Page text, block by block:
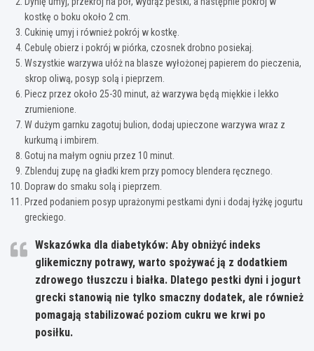
kostkę o boku około 2 cm.
Cukinię umyj i również pokrój w kostkę.
Cebulę obierz i pokrój w piórka, czosnek drobno posiekaj.
Wszystkie warzywa ułóż na blasze wyłożonej papierem do pieczenia,
skrop oliwą, posyp solą i pieprzem.
Piecz przez około 25-30 minut, aż warzywa będą miękkie i lekko
zrumienione.
W dużym garnku zagotuj bulion, dodaj upieczone warzywa wraz z
kurkumą i imbirem.
Gotuj na małym ogniu przez 10 minut.
Zblenduj zupę na gładki krem przy pomocy blendera ręcznego.
Dopraw do smaku solą i pieprzem.
Przed podaniem posyp uprażonymi pestkami dyni i dodaj łyżkę jogurtu
greckiego.
Wskazówka dla diabetyków: Aby obniżyć indeks
glikemiczny potrawy, warto spożywać ją z dodatkiem
zdrowego tłuszczu i białka. Dlatego pestki dyni i jogurt
grecki stanowią nie tylko smaczny dodatek, ale również
pomagają stabilizować poziom cukru we krwi po
posiłku.